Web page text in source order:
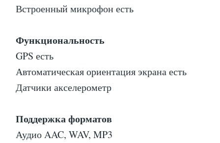
Встроенный микрофон есть
Функциональность
GPS есть
Автоматическая ориентация экрана есть
Датчики акселерометр
Поддержка форматов
Аудио AAC, WAV, MP3